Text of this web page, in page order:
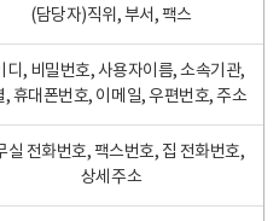
(담당자)직위, 부서, 팩스
디, 비밀번호, 사용자이름, 소속기관,
, 휴대폰번호, 이메일, 우편번호, 주소
실 전화번호, 팩스번호, 집 전화번호,
상세주소